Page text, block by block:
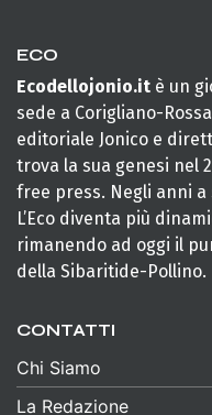
ECO
Ecodellojonio.it è un
sede a Corigliano-
editoriale Jonico e
trova la sua genesi nel
free press. Negli anni
L’Eco diventa più
rimanendo ad oggi il
della Sibaritide-Pollino.
CONTATTI
Chi Siamo
La Redazione